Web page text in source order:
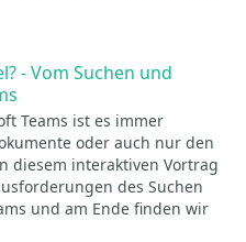
- Vom Suchen und
Teams ist es immer
oder auch nur den
diesem interaktiven Vortrag
des Suchen
und am Ende finden wir